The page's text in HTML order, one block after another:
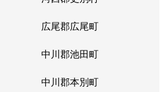
広尾郡広尾町
中川郡池田町
中川郡本別町